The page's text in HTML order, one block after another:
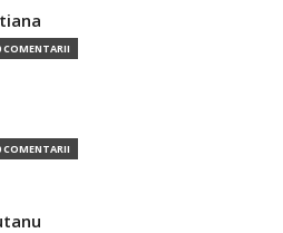
COMENTARII
COMENTARII